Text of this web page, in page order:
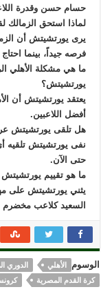
حسام حسن وقدرة
لماذا استحق
يرى يورتشيتش أن
فرصه جيداً، بينما
ما هي مشكلة الأهلي
يورتشيتش؟
يعتقد يورتشيتش أن
أفضل اللاعبين.
هل تلقى يورتشيتش
نفى يورتشيتش تلقيه
حتى الآن.
ما هو تقييم يورتشيتش
يثني يورتشيتش على
السعيد كلاعب مخضرم
الوسوم الأهلي الدوري
كرة القدم المصرية